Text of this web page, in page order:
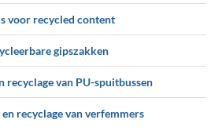
voor recycled content
gipszakken
recyclage van PU-spuitbussen
recyclage van verfemmers